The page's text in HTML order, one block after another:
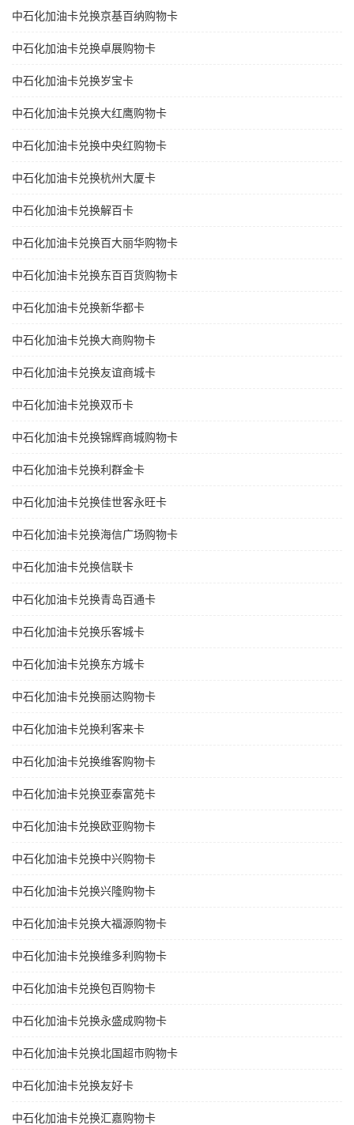
中石化加油卡兑换京基百纳购物卡
中石化加油卡兑换卓展购物卡
中石化加油卡兑换岁宝卡
中石化加油卡兑换大红鹰购物卡
中石化加油卡兑换中央红购物卡
中石化加油卡兑换杭州大厦卡
中石化加油卡兑换解百卡
中石化加油卡兑换百大丽华购物卡
中石化加油卡兑换东百百货购物卡
中石化加油卡兑换新华都卡
中石化加油卡兑换大商购物卡
中石化加油卡兑换友谊商城卡
中石化加油卡兑换双币卡
中石化加油卡兑换锦辉商城购物卡
中石化加油卡兑换利群金卡
中石化加油卡兑换佳世客永旺卡
中石化加油卡兑换海信广场购物卡
中石化加油卡兑换信联卡
中石化加油卡兑换青岛百通卡
中石化加油卡兑换乐客城卡
中石化加油卡兑换东方城卡
中石化加油卡兑换丽达购物卡
中石化加油卡兑换利客来卡
中石化加油卡兑换维客购物卡
中石化加油卡兑换亚泰富苑卡
中石化加油卡兑换欧亚购物卡
中石化加油卡兑换中兴购物卡
中石化加油卡兑换兴隆购物卡
中石化加油卡兑换大福源购物卡
中石化加油卡兑换维多利购物卡
中石化加油卡兑换包百购物卡
中石化加油卡兑换永盛成购物卡
中石化加油卡兑换北国超市购物卡
中石化加油卡兑换友好卡
中石化加油卡兑换汇嘉购物卡